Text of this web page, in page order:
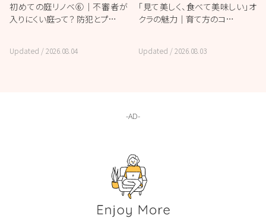
初めての庭リノベ⑥｜不審者が
入りにくい庭って？ 防犯とプ…
Updated /2026.08.04
「見て美しく、食べて美味しい」オ
クラの魅力｜育て方のコ…
Updated /2026.08.03